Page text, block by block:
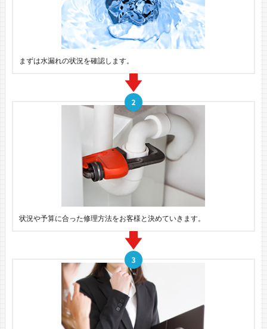
まずは水漏れの状況を確認します。
状況や予算に合った修理方法をお客様と決めていきます。